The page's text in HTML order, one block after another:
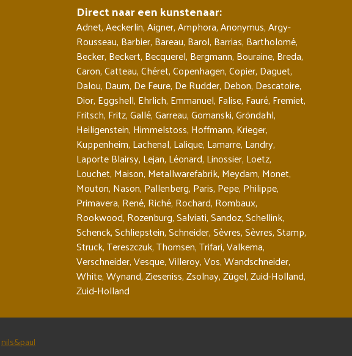
Direct naar een kunstenaar:
Adnet,Aeckerlin,Aigner,Amphora,Anonymus,Argy-
Rousseau, Barbier, Bareau, Barol, Barrias, Bartholomé,
Becker, Beckert, Becquerel, Bergmann, Bouraine, Breda,
Caron,Catteau,Chéret,Copenhagen,Copier, Daguet,
Dalou, Daum, De Feure, De Rudder, Debon, Descatoire,
Dior, Eggshell, Ehrlich, Emmanuel, Falise, Fauré, Fremiet,
Fritsch, Fritz,Gallé,Garreau,Gomanski,Gröndahl,
Heiligenstein, Himmelstoss, Hoffmann, Krieger,
Kuppenheim, Lachenal, Lalique, Lamarre, Landry,
Laporte Blairsy, Lejan, Léonard, Linossier, Loetz,
Louchet, Maison, Metallwarefabrik, Meydam, Monet,
Mouton, Nason, Pallenberg, Paris, Pepe, Philippe,
Primavera, René, Riché, Rochard, Rombaux,
Rookwood, Rozenburg,Salviati,Sandoz,Schellink,
Schenck,Schliepstein,Schneider,Sèvres,Sèvres,Stamp,
Struck,Tereszczuk,Thomsen,Trifari,Valkema,
Verschneider,Vesque,Villeroy,Vos,Wandschneider,
White,Wynand,Zieseniss,Zsolnay,Zügel,Zuid-Holland,
Zuid-Holland
nils&paul